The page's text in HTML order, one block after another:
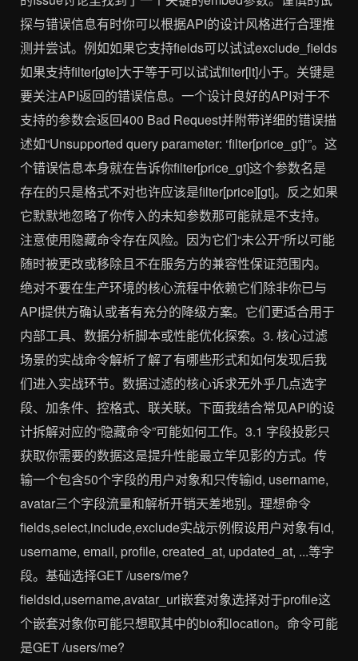
探与错误信息有时你可以根据API的设计风格进行合理推
测并尝试。例如如果它支持fields可以试试exclude_fields
如果支持filter[gte]大于等于可以试试filter[lt]小于。关键是
要关注API返回的错误信息。一个设计良好的API对于不
支持的参数会返回400 Bad Request并附带详细的错误描
述如“Unsupported query parameter: ‘filter[price_gt]‘”。这
个错误信息本身就在告诉你filter[price_gt]这个参数名是
存在的只是格式不对也许应该是filter[price][gt]。反之如果
它默默地忽略了你传入的未知参数那可能就是不支持。
注意使用隐藏命令存在风险。因为它们“未公开”所以可能
随时被更改或移除且不在服务方的兼容性保证范围内。
绝对不要在生产环境的核心流程中依赖它们除非你已与
API提供方确认或者有充分的降级方案。它们更适合用于
内部工具、数据分析脚本或性能优化探索。3. 核心过滤
场景的实战命令解析了解了有哪些形式和如何发现后我
们进入实战环节。数据过滤的核心诉求无外乎几点选字
段、加条件、控格式、联关联。下面我结合常见API的设
计拆解对应的“隐藏命令”可能如何工作。3.1 字段投影只
获取你需要的数据这是提升性能最立竿见影的方式。传
输一个包含50个字段的用户对象和只传输id, username,
avatar三个字段流量和解析开销天差地别。理想命令
fields,select,include,exclude实战示例假设用户对象有id,
username, email, profile, created_at, updated_at, ...等字
段。基础选择GET /users/me?
fieldsid,username,avatar_url嵌套对象选择对于profile这
个嵌套对象你可能只想取其中的bio和location。命令可能
是GET /users/me?